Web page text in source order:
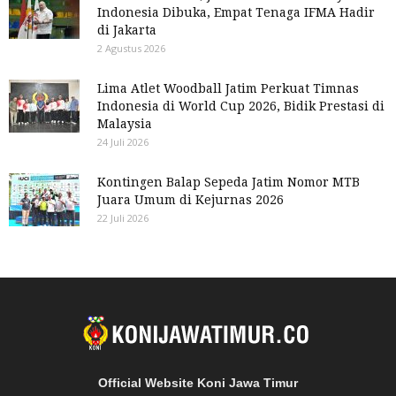
Indonesia Dibuka, Empat Tenaga IFMA Hadir
di Jakarta
2 Agustus 2026
Lima Atlet Woodball Jatim Perkuat Timnas
Indonesia di World Cup 2026, Bidik Prestasi di
Malaysia
24 Juli 2026
Kontingen Balap Sepeda Jatim Nomor MTB
Juara Umum di Kejurnas 2026
22 Juli 2026
Official Website Koni Jawa Timur